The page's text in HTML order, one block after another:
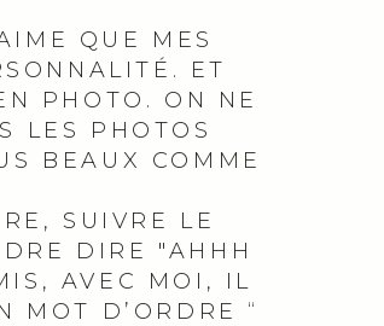
QUE MES
ET
PHOTO. ON NE
LES PHOTOS
BEAUX COMME
SUIVRE LE
DIRE "AHHH
AVEC MOI, IL
MOT D’ORDRE “